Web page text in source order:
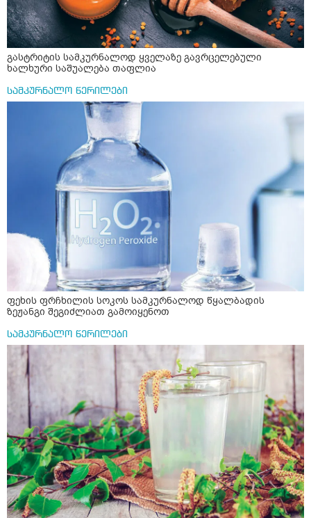
საღამოს ვახშამზე რომ მივიღო თუ შეიძლება? P.S მიზანი
არის ანთების საწინააღმდეგო,ანტიოქსიდანტური და
დამამშვიდებელი( მშვიდი ძილისთვის)
გასტრიტის სამკურნალოდ ყველაზე გავრცელებული
ხალხური საშუალება თაფლია
სამკურნალო წერილები
ფეხის ფრჩხილის სოკოს სამკურნალოდ წყალბადის
ზეჟანგი შეგიძლიათ გამოიყენოთ
სამკურნალო წერილები